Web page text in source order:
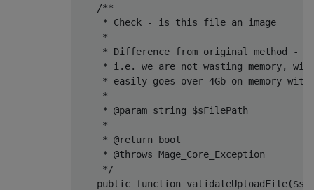
/**
     * Check - is this file an image
     *
* Difference from original method -
* i.e. we are not wasting memory,
* easily goes over 4Gb on memory
     *
     * @param string $sFilePath
     *
     * @return bool
     * @throws Mage_Core_Exception
     */
public
function validateUploadFile(